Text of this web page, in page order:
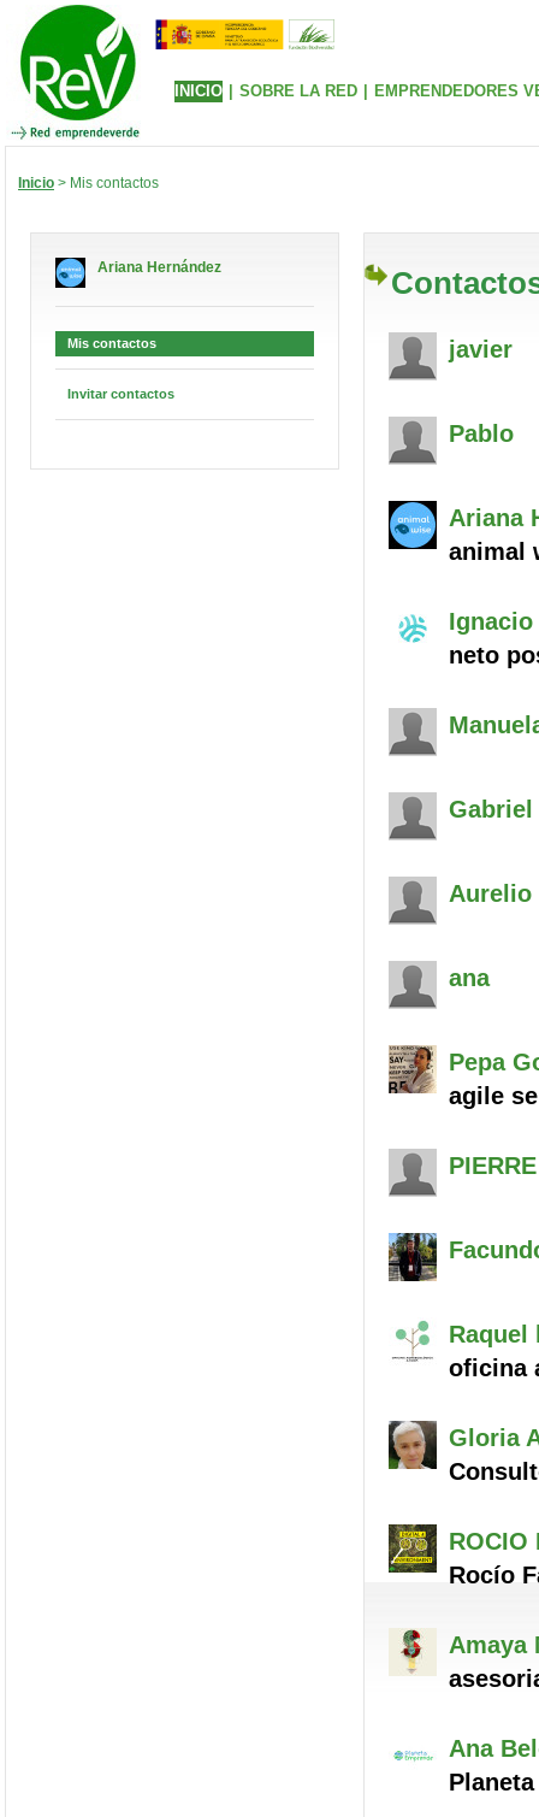
INICIO SOBRE LA RED EMPRENDEDORES
Inicio > Mis contactos
Ariana Hernández
Mis contactos
Invitar contactos
javier
Pablo
Ariana
animal
Ignacio
neto
Gabriel
Aurelio
ana
Pepa
agile
PIERRE
Raquel
oficina
Gloria
ROCIO
Rocío
Amaya
Ana